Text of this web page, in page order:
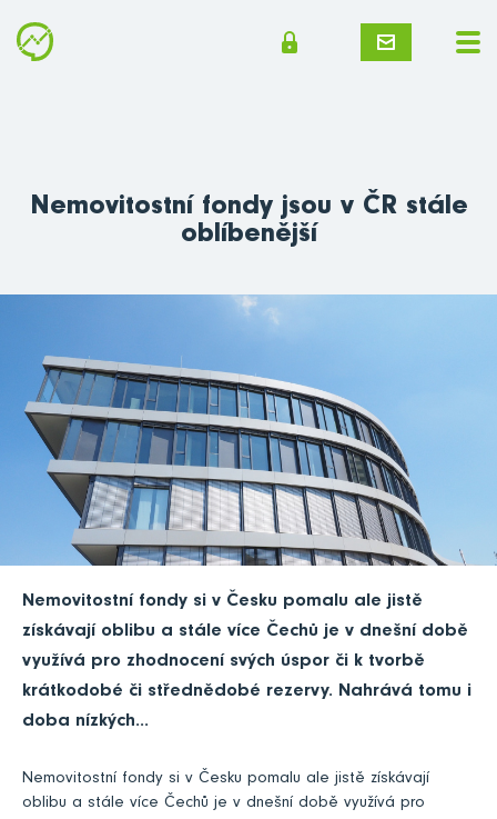
Nemovitostní fondy jsou v ČR stále
oblíbenější
Nemovitostní fondy si v Česku pomalu ale jistě
získávají oblibu a stále více Čechů je v dnešní době
využívá pro zhodnocení svých úspor či k tvorbě
krátkodobé či střednědobé rezervy. Nahrává tomu i
doba nízkých...
Nemovitostní fondy si v Česku pomalu ale jistě získávají
oblibu a stále více Čechů je v dnešní době využívá pro